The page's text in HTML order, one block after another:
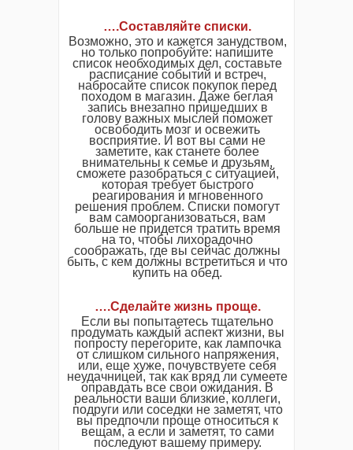
….Составляйте списки.
Возможно, это и кажется занудством,
но только попробуйте: напишите
список необходимых дел, составьте
расписание событий и встреч,
набросайте список покупок перед
походом в магазин. Даже беглая
запись внезапно пришедших в
голову важных мыслей поможет
освободить мозг и освежить
восприятие. И вот вы сами не
заметите, как станете более
внимательны к семье и друзьям,
сможете разобраться с ситуацией,
которая требует быстрого
реагирования и мгновенного
решения проблем. Списки помогут
вам самоорганизоваться, вам
больше не придется тратить время
на то, чтобы лихорадочно
соображать, где вы сейчас должны
быть, с кем должны встретиться и что
купить на обед.
….Сделайте жизнь проще.
Если вы попытаетесь тщательно
продумать каждый аспект жизни, вы
попросту перегорите, как лампочка
от слишком сильного напряжения,
или, еще хуже, почувствуете себя
неудачницей, так как вряд ли сумеете
оправдать все свои ожидания. В
реальности ваши близкие, коллеги,
подруги или соседки не заметят, что
вы предпочли проще относиться к
вещам, а если и заметят, то сами
последуют вашему примеру.